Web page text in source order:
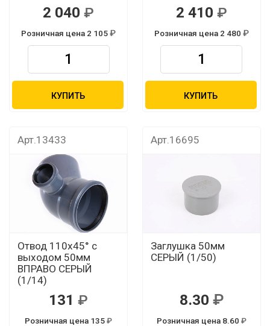
2 040
Розничная цена 2 105
КУПИТЬ
2 410
Розничная цена 2 480
КУПИТЬ
Арт.13433
Отвод 110х45° c
выходом 50мм
ВПРАВО СЕРЫЙ
(1/14)
131
Розничная цена 135
Арт.16695
Заглушка 50мм
СЕРЫЙ (1/50)
8.30
Розничная цена 8.60